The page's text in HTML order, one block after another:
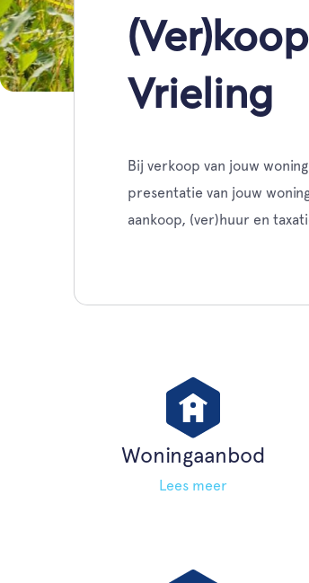
Vrieling
Bij verkoop van jouw
presentatie van jouw
aankoop, (ver)huur en
Woningaanbod
Lees meer